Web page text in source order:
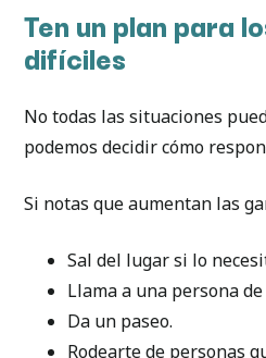
Ten un plan para
difíciles
No todas las situaciones
podemos decidir cómo
Si notas que aumentan las
Sal del lugar si lo
Llama a una persona
Da un paseo.
Rodearte de personas